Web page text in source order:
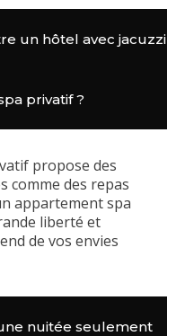
un hôtel avec jacuzzi
privatif ?
propose des
comme des repas
appartement spa
liberté et
de vos envies
nuitée seulement